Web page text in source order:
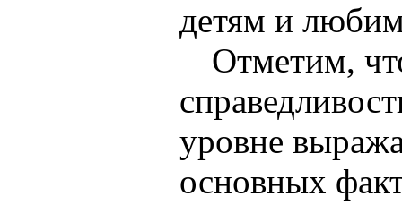
детям и
Отметим,
уровне
основных